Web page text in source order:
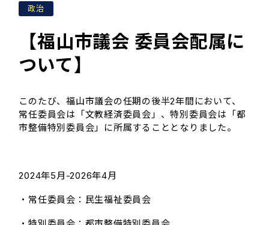
政治
【福山市議会 委員会配属に
ついて】
このたび、福山市議会の任期の後半2年間において、
常任委員会は「文教経済委員会」、特別委員会は「都
市整備特別委員会」に所属することとなりました。
2024年5月-2026年4月
・常任委員会：民生福祉委員会